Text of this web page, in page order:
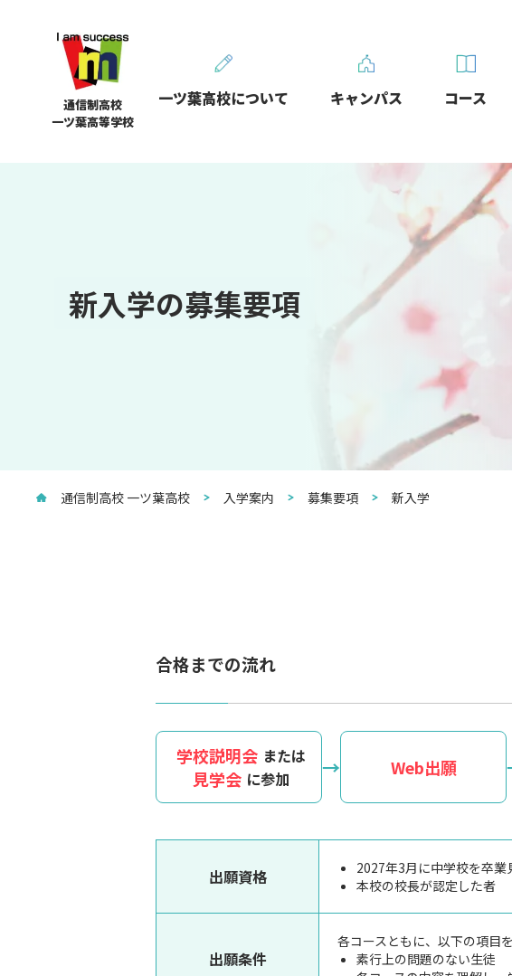
通信制高校
一ツ葉高等学校
一ツ葉高校について キャンパス コース
新入学の募集要項
通信制高校 一ツ葉高校 入学案内 募集要項 新入学
合格までの流れ
学校説明会 または
見学会 に参加 Web出願
出願資格
2027年3月に中学校を卒
本校の校長が認定した者
出願条件
各コースともに、以下の項目
素行上の問題のない生徒